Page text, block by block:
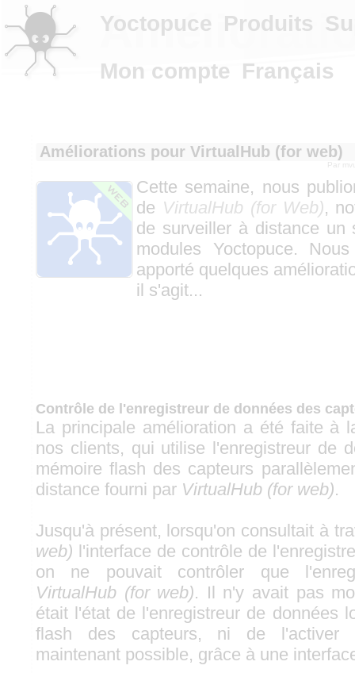
Améliorations pour VirtualHub (for web)
Par
Cette semaine, nous
de VirtualHub (for Web),
de surveiller à distance un
modules Yoctopuce.
apporté quelques
il s'agit...
Contrôle de l'enregistreur de données des
La principale amélioration a été faite à
nos clients, qui utilise l'enregistreur de
mémoire flash des capteurs
distance fourni par VirtualHub (for web).
Jusqu'à présent, lorsqu'on consultait à
web) l'interface de contrôle de
on ne pouvait contrôler que
VirtualHub (for web). Il n'y avait pas
était l'état de l'enregistreur de données
flash des capteurs, ni de l'activer
maintenant possible, grâce à une
Yoctopuce Produits
Mon compte Français